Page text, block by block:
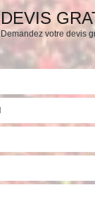
DEVIS
Demandez votre devis